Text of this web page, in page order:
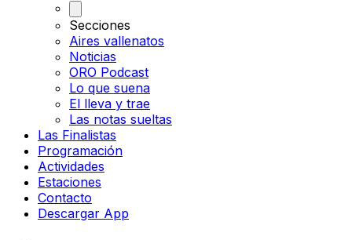
Secciones
Aires vallenatos
Noticias
ORO Podcast
Lo que suena
El lleva y trae
Las notas sueltas
Las Finalistas
Programación
Actividades
Estaciones
Contacto
Descargar App